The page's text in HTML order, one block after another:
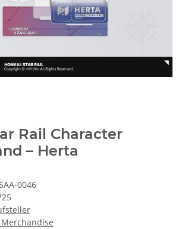
Rail Character
– Herta
0046